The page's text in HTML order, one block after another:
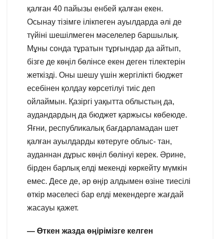
қалған 40 пайызы енбей қалған екен.
Осынау тізімге ілікпеген ауылдарда әлі де
түйіні шешілмеген мәселелер баршылық.
Мұны сонда тұратын тұрғындар да айтып,
бізге де көңіл бөлінсе екен деген тілектерін
жеткізді. Оны шешу үшін жергілікті бюджет
есебінен қолдау көрсетілуі тиіс деп
ойлаймын. Қазіргі уақытта облыстың да,
аудандардың да бюджет қаржысы көбеюде.
Яғни, республикалық бағдарламадан шет
қалған ауылдарды көтеруге облыс- тан,
ауданнан дұрыс көңіл бөлінуі керек. Әрине,
бірден барлық елді мекенді көркейту мүмкін
емес. Десе де, әр өңір алдымен өзіне тиесілі
өткір мәселесі бар елді мекендерге жағдай
жасауы қажет.
— Өткен жазда өңірімізге келген